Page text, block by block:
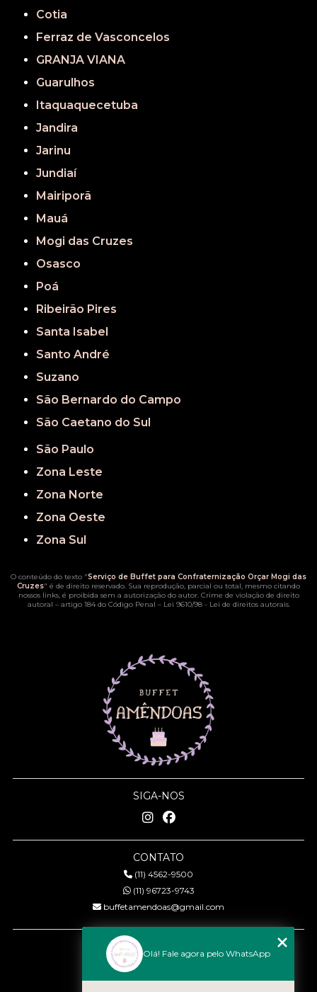
Cotia
Ferraz de Vasconcelos
GRANJA VIANA
Guarulhos
Itaquaquecetuba
Jandira
Jarinu
Jundiaí
Mairiporã
Mauá
Mogi das Cruzes
Osasco
Poá
Ribeirão Pires
Santa Isabel
Santo André
Suzano
São Bernardo do Campo
São Caetano do Sul
São Paulo
Zona Leste
Zona Norte
Zona Oeste
Zona Sul
O conteúdo do texto "Serviço de Buffet para Confraternização Orçar Mogi das
Cruzes" é de direito reservado. Sua reprodução, parcial ou total, mesmo citando
nossos links, é proibida sem a autorização do autor. Crime de violação de direito
autoral – artigo 184 do Código Penal – Lei 9610/98 - Lei de direitos autorais.
SIGA-NOS
CONTATO
(11) 4562-9500
(11) 96723-9743
buffetamendoas@gmail.com
MENU
Quem somos
Olá! Fale agora pelo WhatsApp